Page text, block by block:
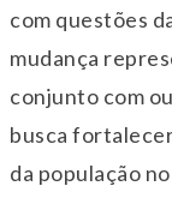
com questões
mudança
conjunto com
busca
da população